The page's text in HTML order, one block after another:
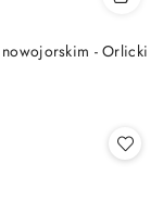
nowojorskim - Orlicki